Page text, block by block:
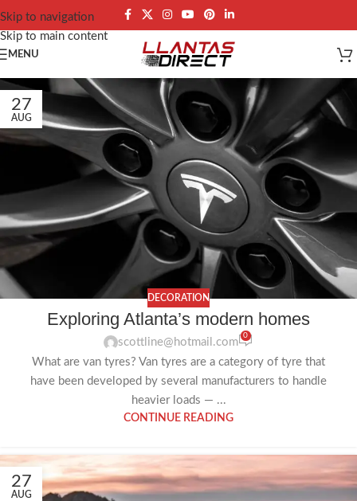
Skip to navigation
Skip to main content
MENU
27
AUG
DECORATION
Exploring Atlanta’s modern homes
scottline@hotmail.com
0
What are van tyres? Van tyres are a category of tyre that
have been developed by several manufacturers to handle
heavier loads — ...
CONTINUE READING
27
AUG